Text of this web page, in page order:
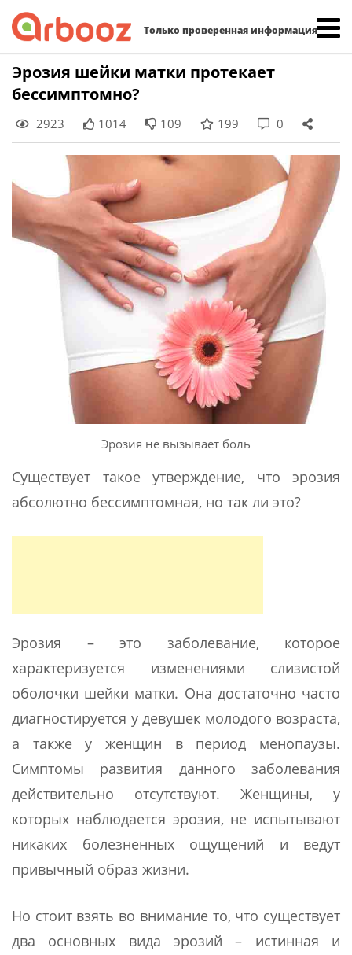
Только проверенная информация
Skip
to
Эрозия шейки матки протекает
бессимптомно?
2923 1014 109 199 0
Эрозия не вызывает боль
Существует такое утверждение, что эрозия
абсолютно бессимптомная, но так ли это?
Эрозия – это заболевание, которое
характеризуется изменениями слизистой
оболочки шейки матки. Она достаточно часто
диагностируется у девушек молодого возраста,
а также у женщин в период менопаузы.
Симптомы развития данного заболевания
действительно отсутствуют. Женщины, у
которых наблюдается эрозия, не испытывают
никаких болезненных ощущений и ведут
привычный образ жизни.
Но стоит взять во внимание то, что существует
два основных вида эрозий – истинная и
Найти: